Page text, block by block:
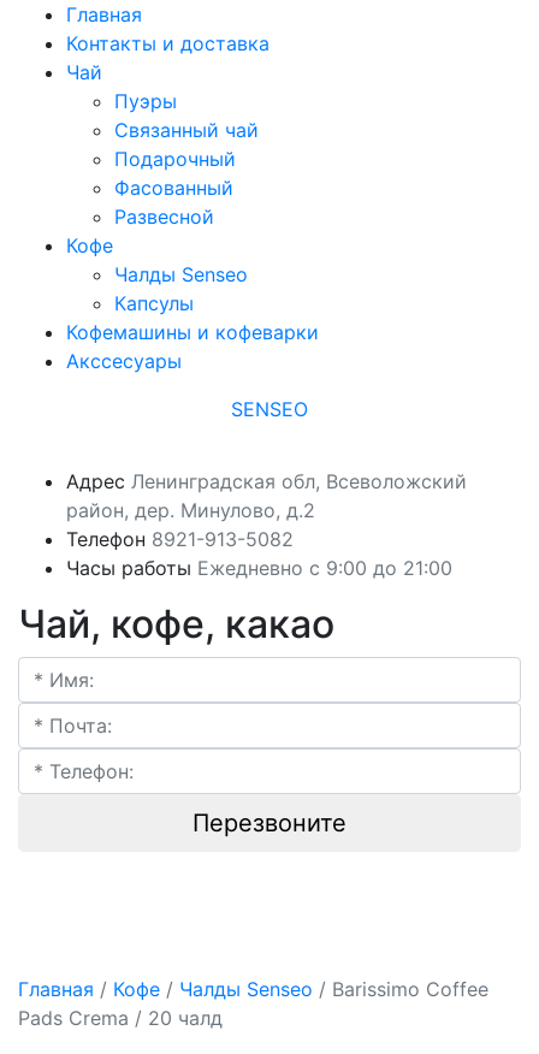
Главная
Контакты и доставка
Чай
Пуэры
Связанный чай
Подарочный
Фасованный
Развесной
Кофе
Чалды Senseo
Капсулы
Кофемашины и кофеварки
Акссесуары
SENSEO
Адрес Ленинградская обл, Всеволожский
район, дер. Минулово, д.2
Телефон 8921-913-5082
Часы работы Ежедневно с 9:00 до 21:00
Чай, кофе, какао
Перезвоните
Главная / Кофе / Чалды Senseo / Barissimo Coffee
Pads Crema / 20 чалд